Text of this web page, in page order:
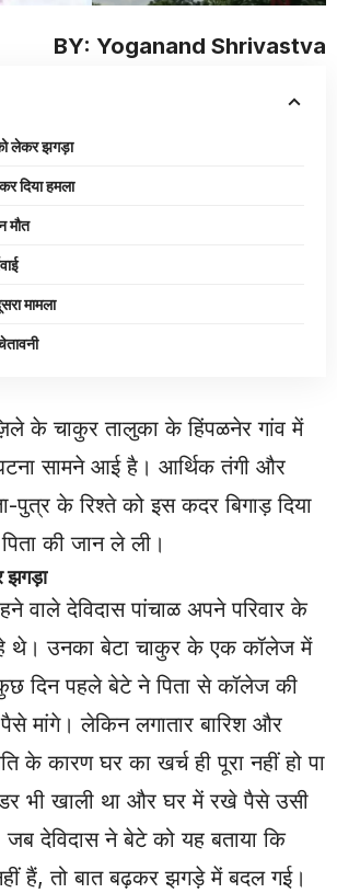
BY: Yoganand Shrivastva
लेकर झगड़ा
दिया हमला
मौत
मामला
के चाकुर तालुका के हिंपळनेर गांव में
सामने आई है। आर्थिक तंगी और
पुत्र के रिश्ते को इस कदर बिगाड़ दिया
की जान ले ली।
झगड़ा
वाले देविदास पांचाळ अपने परिवार के
थे। उनका बेटा चाकुर के एक कॉलेज में
दिन पहले बेटे ने पिता से कॉलेज की
मांगे। लेकिन लगातार बारिश और
के कारण घर का खर्च ही पूरा नहीं हो पा
भी खाली था और घर में रखे पैसे उसी
देविदास ने बेटे को यह बताया कि
हैं, तो बात बढ़कर झगड़े में बदल गई।